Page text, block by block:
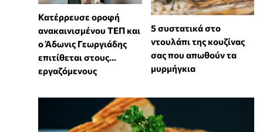
Κατέρρευσε οροφή
ανακαινισμένου ΤΕΠ και
ο Άδωνις Γεωργιάδης
επιτίθεται στους...
εργαζόμενους
⁠5 συστατικά στο
ντουλάπι της κουζίνας
σας που απωθούν τα
μυρμήγκια